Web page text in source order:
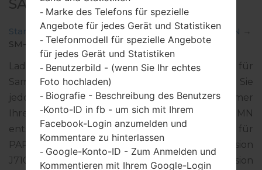
SAMSUNGGALAXY J7 2016
Startseite →Galaxy J7 2016 →SamsungSM-J710MN →
SM-J710MN_1_20181109221501_zd65gp7ar0.zip
Laden Sie das neueste Firmware-Update für
Samsung Galaxy J7 2016 herunter. Vergessen Sie
jedoch nicht zu überprüfen, ob die Modellnummer
Ihres Smartphones dem angegebenen SM-J710MN
entspricht. Der Firmware-Code UPO ist für
PARAGUAY. Das Produkt wird mit der PDA-Version
J710MNUBU4CRK1 und CSC-Version
- Marke des Telefons für spezielle
Angebote für jedes Gerät und Statistiken
- Telefonmodell für spezielle Angebote
für jedes Gerät und Statistiken
- Benutzerbild - (wenn Sie Ihr echtes
Foto hochladen)
- Biografie - Beschreibung des Benutzers
-Konto-ID in fb - um sich mit Ihrem
Facebook-Login anzumelden und
Kommentare zu hinterlassen
- Google-Konto-ID - Zum Anmelden und
Kommentieren mit Ihrem Google-Login